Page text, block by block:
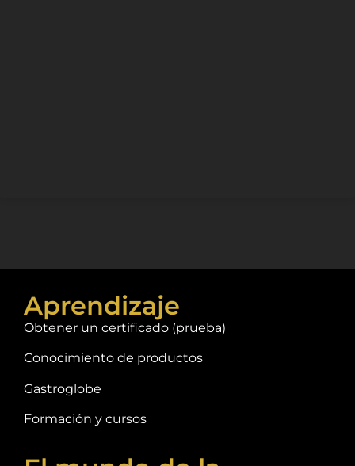
Aprendizaje
Obtener un certificado (prueba)
Conocimiento de productos
Gastroglobe
Formación y cursos